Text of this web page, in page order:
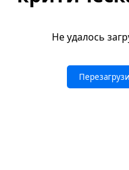
Не удалось